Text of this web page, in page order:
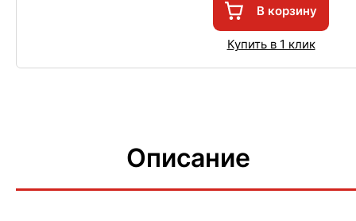
В корзину
Купить в 1 клик
Описание